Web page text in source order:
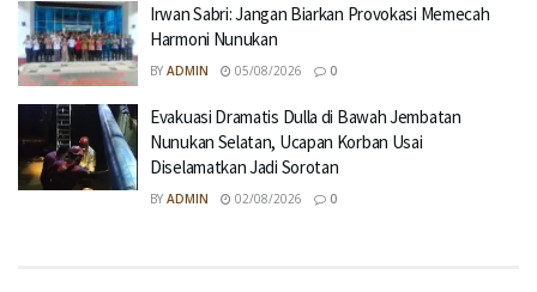
Irwan Sabri: Jangan Biarkan Provokasi Memecah
Harmoni Nunukan
BY ADMIN 05/08/2026 0
Evakuasi Dramatis Dulla di Bawah Jembatan
Nunukan Selatan, Ucapan Korban Usai
Diselamatkan Jadi Sorotan
BY ADMIN 02/08/2026 0